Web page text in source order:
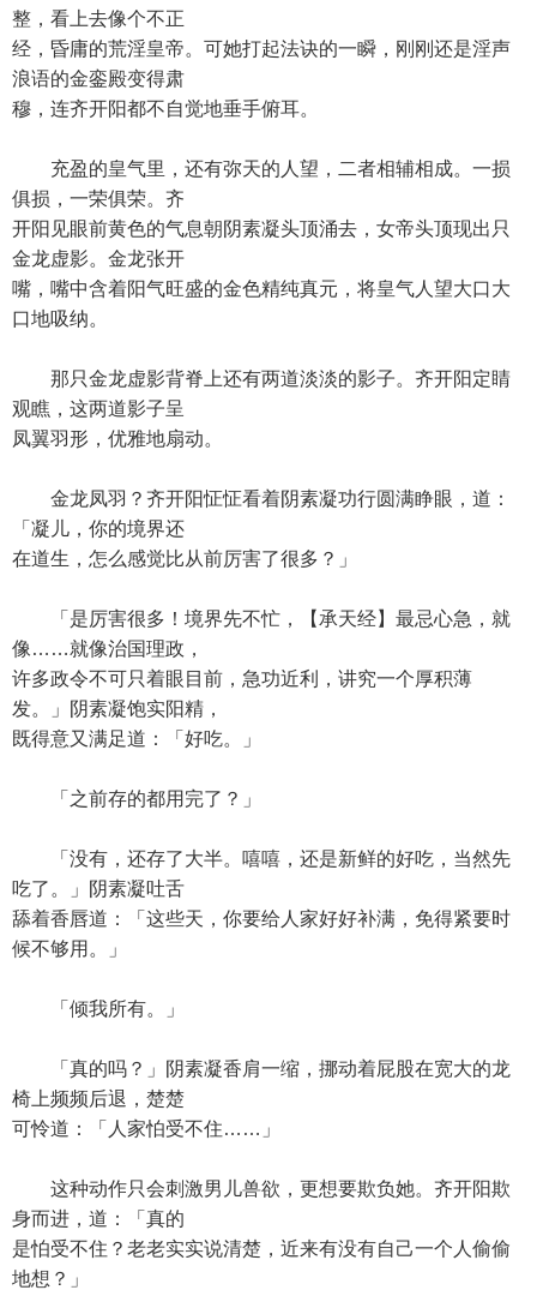
整，看上去像个不正
经，昏庸的荒淫皇帝。可她打起法诀的一瞬，刚刚还是淫声
浪语的金銮殿变得肃
穆，连齐开阳都不自觉地垂手俯耳。
充盈的皇气里，还有弥天的人望，二者相辅相成。一损
俱损，一荣俱荣。齐
开阳见眼前黄色的气息朝阴素凝头顶涌去，女帝头顶现出只
金龙虚影。金龙张开
嘴，嘴中含着阳气旺盛的金色精纯真元，将皇气人望大口大
口地吸纳。
那只金龙虚影背脊上还有两道淡淡的影子。齐开阳定睛
观瞧，这两道影子呈
凤翼羽形，优雅地扇动。
金龙凤羽？齐开阳怔怔看着阴素凝功行圆满睁眼，道：
「凝儿，你的境界还
在道生，怎么感觉比从前厉害了很多？」
「是厉害很多！境界先不忙，【承天经】最忌心急，就
像……就像治国理政，
许多政令不可只着眼目前，急功近利，讲究一个厚积薄
发。」阴素凝饱实阳精，
既得意又满足道：「好吃。」
「之前存的都用完了？」
「没有，还存了大半。嘻嘻，还是新鲜的好吃，当然先
吃了。」阴素凝吐舌
舔着香唇道：「这些天，你要给人家好好补满，免得紧要时
候不够用。」
「倾我所有。」
「真的吗？」阴素凝香肩一缩，挪动着屁股在宽大的龙
椅上频频后退，楚楚
可怜道：「人家怕受不住……」
这种动作只会刺激男儿兽欲，更想要欺负她。齐开阳欺
身而进，道：「真的
是怕受不住？老老实实说清楚，近来有没有自己一个人偷偷
地想？」